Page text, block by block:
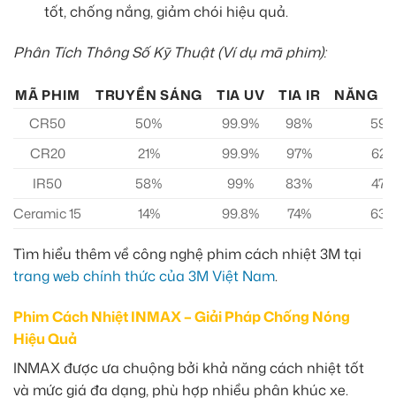
tốt, chống nắng, giảm chói hiệu quả.
Phân Tích Thông Số Kỹ Thuật (Ví dụ mã phim):
MÃ PHIM TRUYỀN SÁNG TIA UV TIA IR
NĂNG
CR50
50% 99.9% 98%
CR20
21% 99.9% 97%
IR50
58% 99% 83%
47%
Ceramic 15
14% 99.8% 74%
Tìm hiểu thêm về công nghệ phim cách nhiệt 3M tại
trang web chính thức của 3M Việt Nam.
Phim Cách Nhiệt INMAX – Giải Pháp Chống Nóng
Hiệu Quả
INMAX được ưa chuộng bởi khả năng cách nhiệt tốt
và mức giá đa dạng, phù hợp nhiều phân khúc xe.